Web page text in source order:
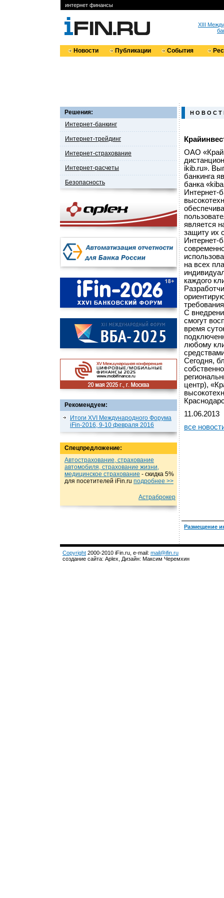
интернет финансы
XIII
Новости Публикации События
Решения:
Интернет-банкинг
Интернет-трейдинг
Интернет-страхование
Интернет-расчеты
Безопасность
Рекомендуем:
Итоги XVI Международного Форума
iFin-2016, 9-10 февраля 2016
Спецпредложение:
Автострахование, страхование
автомобиля, страхование жизни,
медицинское страхование - cкидка 5%
для посетителей iFin.ru подробнеe >>
Астраброкер
Н О В О С Т
ОАО
ikib.ru».
банкинга
банка
Интернет-
является
защиту их
Интернет-
на всех
каждого
С
смогут
время
любому
Сегодня,
центр),
11.06.2013
все
Размещение
Copyright 2000-2010 iFin.ru, e-mail: mail@ifin.ru
создание сайта: Aplex, Дизайн: Максим Черемхин